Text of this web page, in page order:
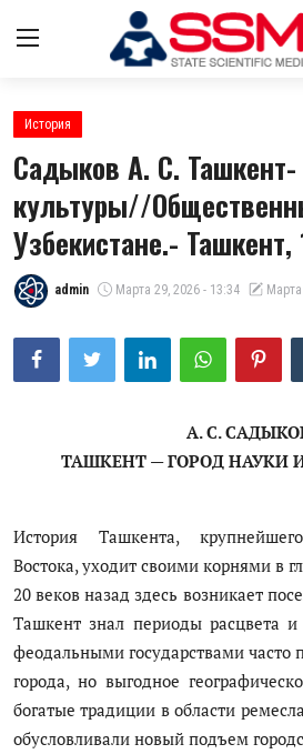
Авторизоваться
Главная
О нас
Архив журналов Узбекистана
Лента
Контакты
Стратегический план развития
Цифровые коллекции
История здравоохранения Узбекистана
Периодические издания
Фотогалерея
Медики Узбекистана
История
Садыков А. С. Ташкент-
культуры//
Узбекистане.-
admin Марта 29, 2026 - 13:34
А. С.
ТАШКЕНТ — ГОРОД НАУКИ
История Ташкента,
Востока, уходит своими корнями в
20 веков назад здесь возникает
Ташкент знал периоды расцвета
феодальными государствами часто
города, но выгодное
богатые традиции в области
обусловливали новый подъем